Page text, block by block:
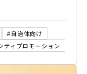
#自治体向け
ティプロモーション